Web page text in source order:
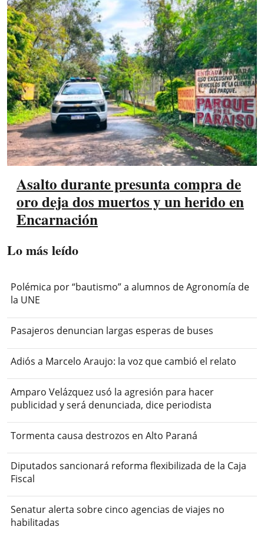
Asalto durante presunta compra de
oro deja dos muertos y un herido en
Encarnación
Lo más leído
Polémica por “bautismo” a alumnos de Agronomía de
la UNE
Pasajeros denuncian largas esperas de buses
Adiós a Marcelo Araujo: la voz que cambió el relato
Amparo Velázquez usó la agresión para hacer
publicidad y será denunciada, dice periodista
Tormenta causa destrozos en Alto Paraná
Diputados sancionará reforma flexibilizada de la Caja
Fiscal
Senatur alerta sobre cinco agencias de viajes no
habilitadas